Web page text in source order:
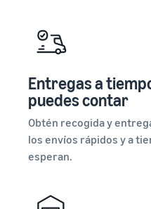
Entregas a
puedes contar
Obtén recogida y
los envíos rápidos y a
esperan.